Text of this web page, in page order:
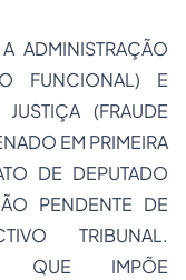
ADMINISTRAÇÃO
FUNCIONAL) E
(FRAUDE
EM PRIMEIRA
DE DEPUTADO
PENDENTE DE
TRIBUNAL.
QUE IMPÕE